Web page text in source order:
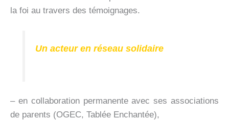
la foi au travers des témoignages.
Un acteur en réseau solidaire
– en collaboration permanente avec ses associations
de parents (OGEC, Tablée Enchantée),